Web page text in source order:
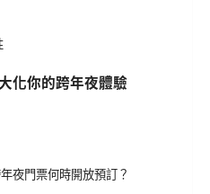
化你的跨年夜體驗
夜門票何時開放預訂？